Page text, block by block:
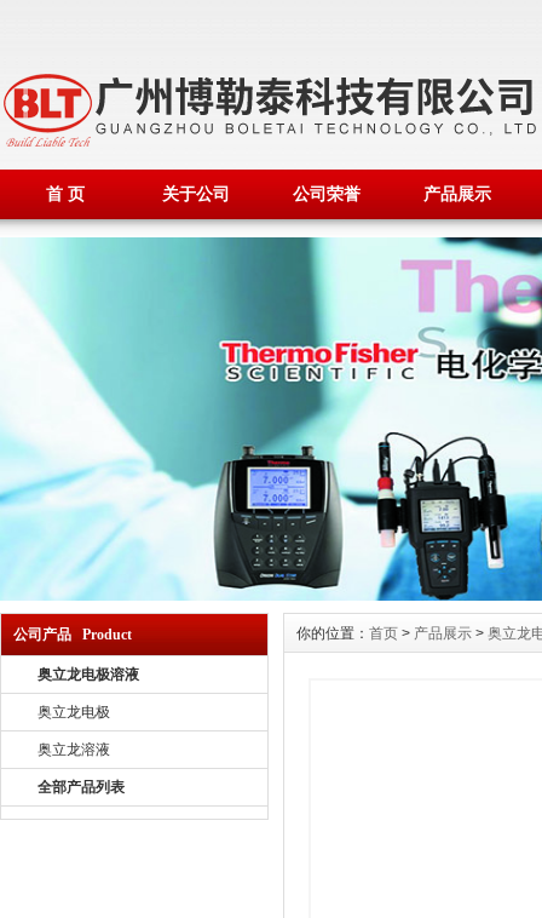
首 页 关于公司 公司荣誉 产品展示
公司产品 Product
奥立龙电极溶液
奥立龙电极
奥立龙溶液
全部产品列表
你的位置： 首页 > 产品展示 > 奥立龙